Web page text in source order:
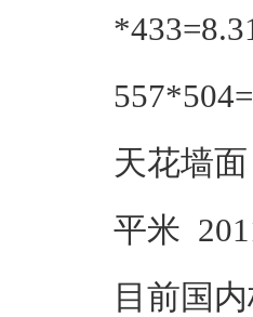
天花墙
平米
目前国